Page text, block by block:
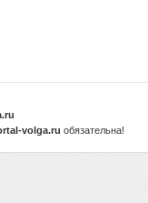
volga.ru обязательна!